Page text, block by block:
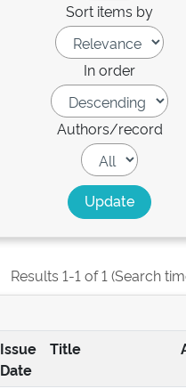
Sort items by
In order
Authors/record
Results 1-1 of 1 (Search
Issue
Date
Title